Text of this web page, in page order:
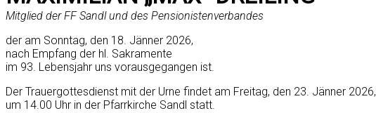
Mitglied der FF Sandl und des Pensionistenverbandes
der am Sonntag, den 18. Jänner 2026,
nach Empfang der hl. Sakramente
im 93. Lebensjahr uns vorausgegangen ist.
Der Trauergottesdienst mit der Urne findet am Freitag, den 23. Jänner 2026,
um 14.00 Uhr in der Pfarrkirche Sandl statt.